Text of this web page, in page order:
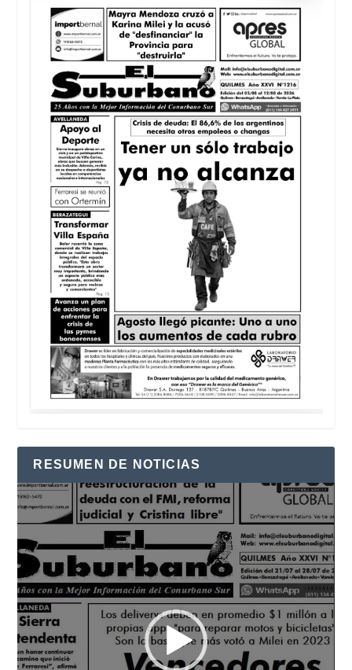
RESUMEN DE NOTICIAS
Reproductor
de
vídeo